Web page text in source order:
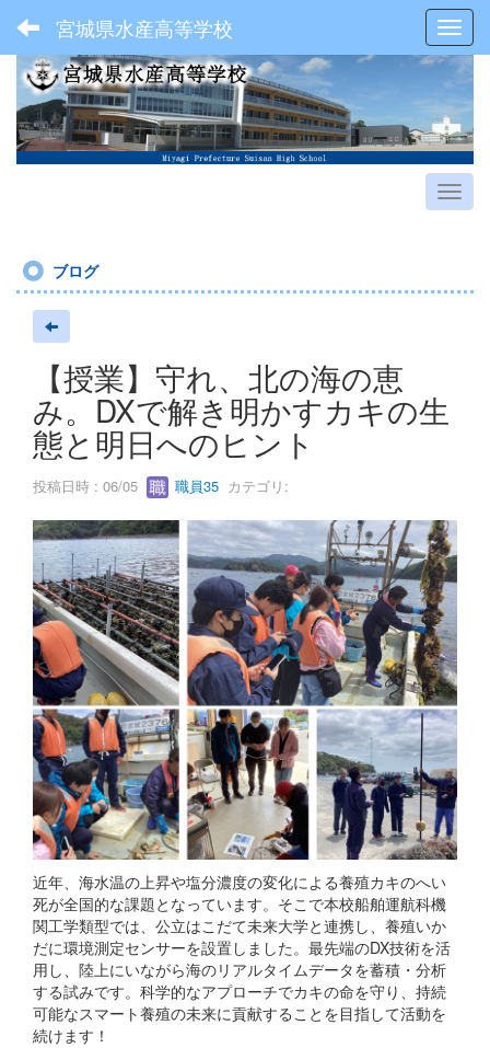
宮城県水産高等学校
ブログ
【授業】守れ、北の海の恵
み。DXで解き明かすカキの生
態と明日へのヒント
投稿日時 : 06/05 職員35 カテゴリ:
近年、海水温の上昇や塩分濃度の変化による養殖カキのへい
死が全国的な課題となっています。そこで本校船舶運航科機
関工学類型では、公立はこだて未来大学と連携し、養殖いか
だに環境測定センサーを設置しました。最先端のDX技術を活
用し、陸上にいながら海のリアルタイムデータを蓄積・分析
する試みです。科学的なアプローチでカキの命を守り、持続
可能なスマート養殖の未来に貢献することを目指して活動を
続けます！